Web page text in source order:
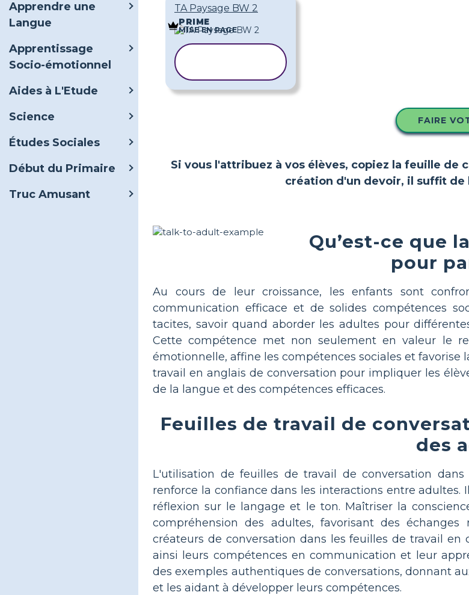
Apprendre une
Langue
Apprentissage
Socio-émotionnel
Aides à L'Etude
Science
Études Sociales
Début du Primaire
Truc Amusant
TA Paysage BW 2
PRIME
MISE EN PAGE
FAIRE
Si vous l'attribuez à vos élèves, copiez la feuille
création d'un devoir, il suffit
Qu’est-ce que
pour
Au cours de leur croissance, les enfants sont
communication efficace et de solides compétences
tacites, savoir quand aborder les adultes pour
Cette compétence met non seulement en valeur le
émotionnelle, affine les compétences sociales et favorise
travail en anglais de conversation pour impliquer les
de la langue et des compétences efficaces.
Feuilles de travail de
des
L'utilisation de feuilles de travail de conversation
renforce la confiance dans les interactions entre
réflexion sur le langage et le ton. Maîtriser la
compréhension des adultes, favorisant des
créateurs de conversation dans les feuilles de travail
ainsi leurs compétences en communication et leur
des exemples authentiques de conversations, donnant
et les aidant à développer leurs compétences.